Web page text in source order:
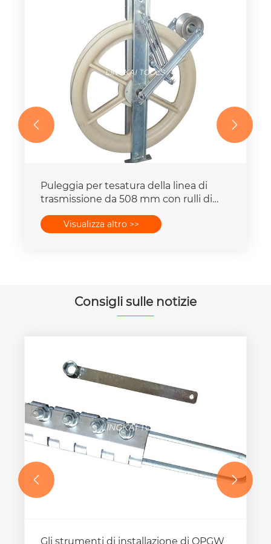
Puleggia per tesatura della linea di
trasmissione da 508 mm con rulli di
messa a terra
Visualizza altro >>
 
Consigli sulle notizie
Gli strumenti di installazione di OPGW
 